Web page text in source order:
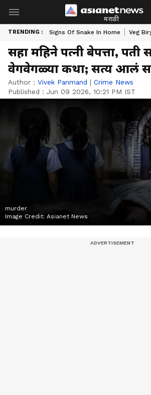
मराठी
TRENDING : Signs Of Snake In Home Veg
सहा महिने पत्नी बेपत्ता, पती
वेगवेगळ्या कथा; सत्य आलं
Author : Vivek Panmand | Crime News
Published : Jun 09 2026, 10:21 PM IST
murder
Image Credit: Asianet News